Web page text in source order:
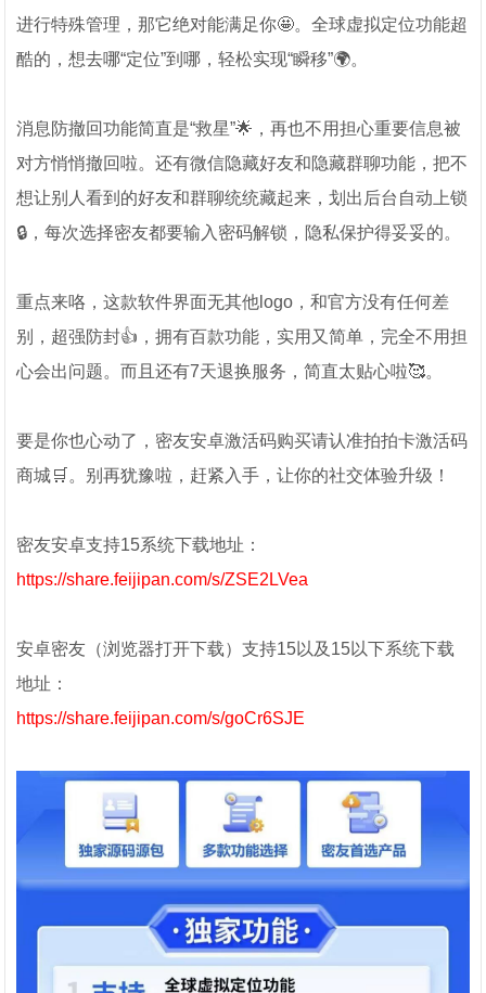
进行特殊管理，那它绝对能满足你🤩。全球虚拟定位功能超
酷的，想去哪“定位”到哪，轻松实现“瞬移”🌍。
消息防撤回功能简直是“救星”🌟，再也不用担心重要信息被
对方悄悄撤回啦。还有微信隐藏好友和隐藏群聊功能，把不
想让别人看到的好友和群聊统统藏起来，划出后台自动上锁
🔒，每次选择密友都要输入密码解锁，隐私保护得妥妥的。
重点来咯，这款软件界面无其他logo，和官方没有任何差
别，超强防封👍，拥有百款功能，实用又简单，完全不用担
心会出问题。而且还有7天退换服务，简直太贴心啦🥰。
要是你也心动了，密友安卓激活码购买请认准拍拍卡激活码
商城🛒。别再犹豫啦，赶紧入手，让你的社交体验升级！
密友安卓支持15系统下载地址：
https://share.feijipan.com/s/ZSE2LVea
安卓密友（浏览器打开下载）支持15以及15以下系统下载
地址：
https://share.feijipan.com/s/goCr6SJE